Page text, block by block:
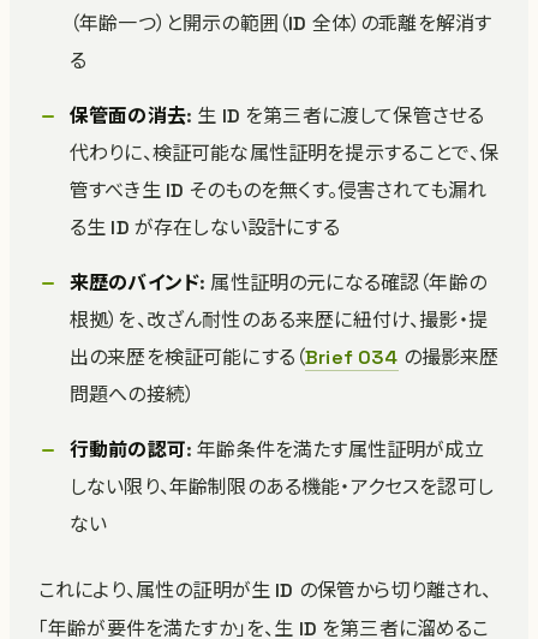
（年齢一つ）と開示の範囲（ID 全体）の乖離を解消す
る
保管面の消去: 生 ID を第三者に渡して保管させる
代わりに、検証可能な属性証明を提示することで、保
管すべき生 ID そのものを無くす。侵害されても漏れ
る生 ID が存在しない設計にする
来歴のバインド: 属性証明の元になる確認（年齢の
根拠）を、改ざん耐性のある来歴に紐付け、撮影・提
出の来歴を検証可能にする（Brief 034 の撮影来歴
問題への接続）
行動前の認可: 年齢条件を満たす属性証明が成立
しない限り、年齢制限のある機能・アクセスを認可し
ない
これにより、属性の証明が生 ID の保管から切り離され、
「年齢が要件を満たすか」を、生 ID を第三者に溜めるこ